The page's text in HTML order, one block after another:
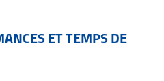
ET TEMPS DE